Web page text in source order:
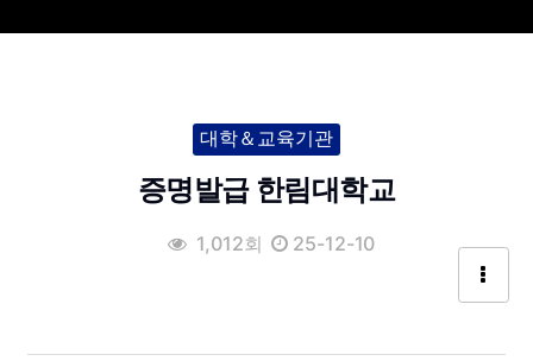
대학＆교육기관
증명발급 한림대학교
1,012회 25-12-10